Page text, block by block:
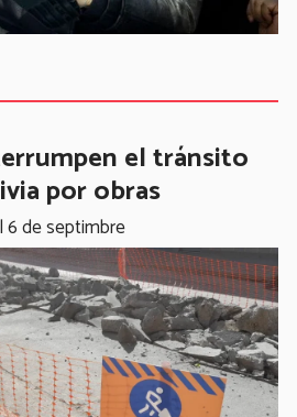
el tránsito
por obras
6 de septimbre